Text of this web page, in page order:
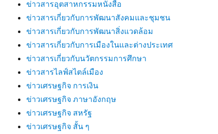
ข่าวสารอุตสาหกรรมหนังสือ
ข่าวสารเกี่ยวกับการพัฒนาสังคมและชุมชน
ข่าวสารเกี่ยวกับการพัฒนาสิ่งแวดล้อม
ข่าวสารเกี่ยวกับการเมืองในและต่างประเทศ
ข่าวสารเกี่ยวกับนวัตกรรมการศึกษา
ข่าวสารไลฟ์สไตล์เมือง
ข่าวเศรษฐกิจ การเงิน
ข่าวเศรษฐกิจ ภาษาอังกฤษ
ข่าวเศรษฐกิจ สหรัฐ
ข่าวเศรษฐกิจ สั้น ๆ